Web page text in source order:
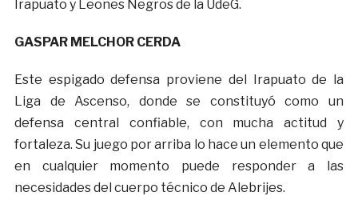
Irapuato y Leones Negros de la UdeG.
GASPAR MELCHOR CERDA
Este espigado defensa proviene del Irapuato de la
Liga de Ascenso, donde se constituyó como un
defensa central confiable, con mucha actitud y
fortaleza. Su juego por arriba lo hace un elemento que
en cualquier momento puede responder a las
necesidades del cuerpo técnico de Alebrijes.